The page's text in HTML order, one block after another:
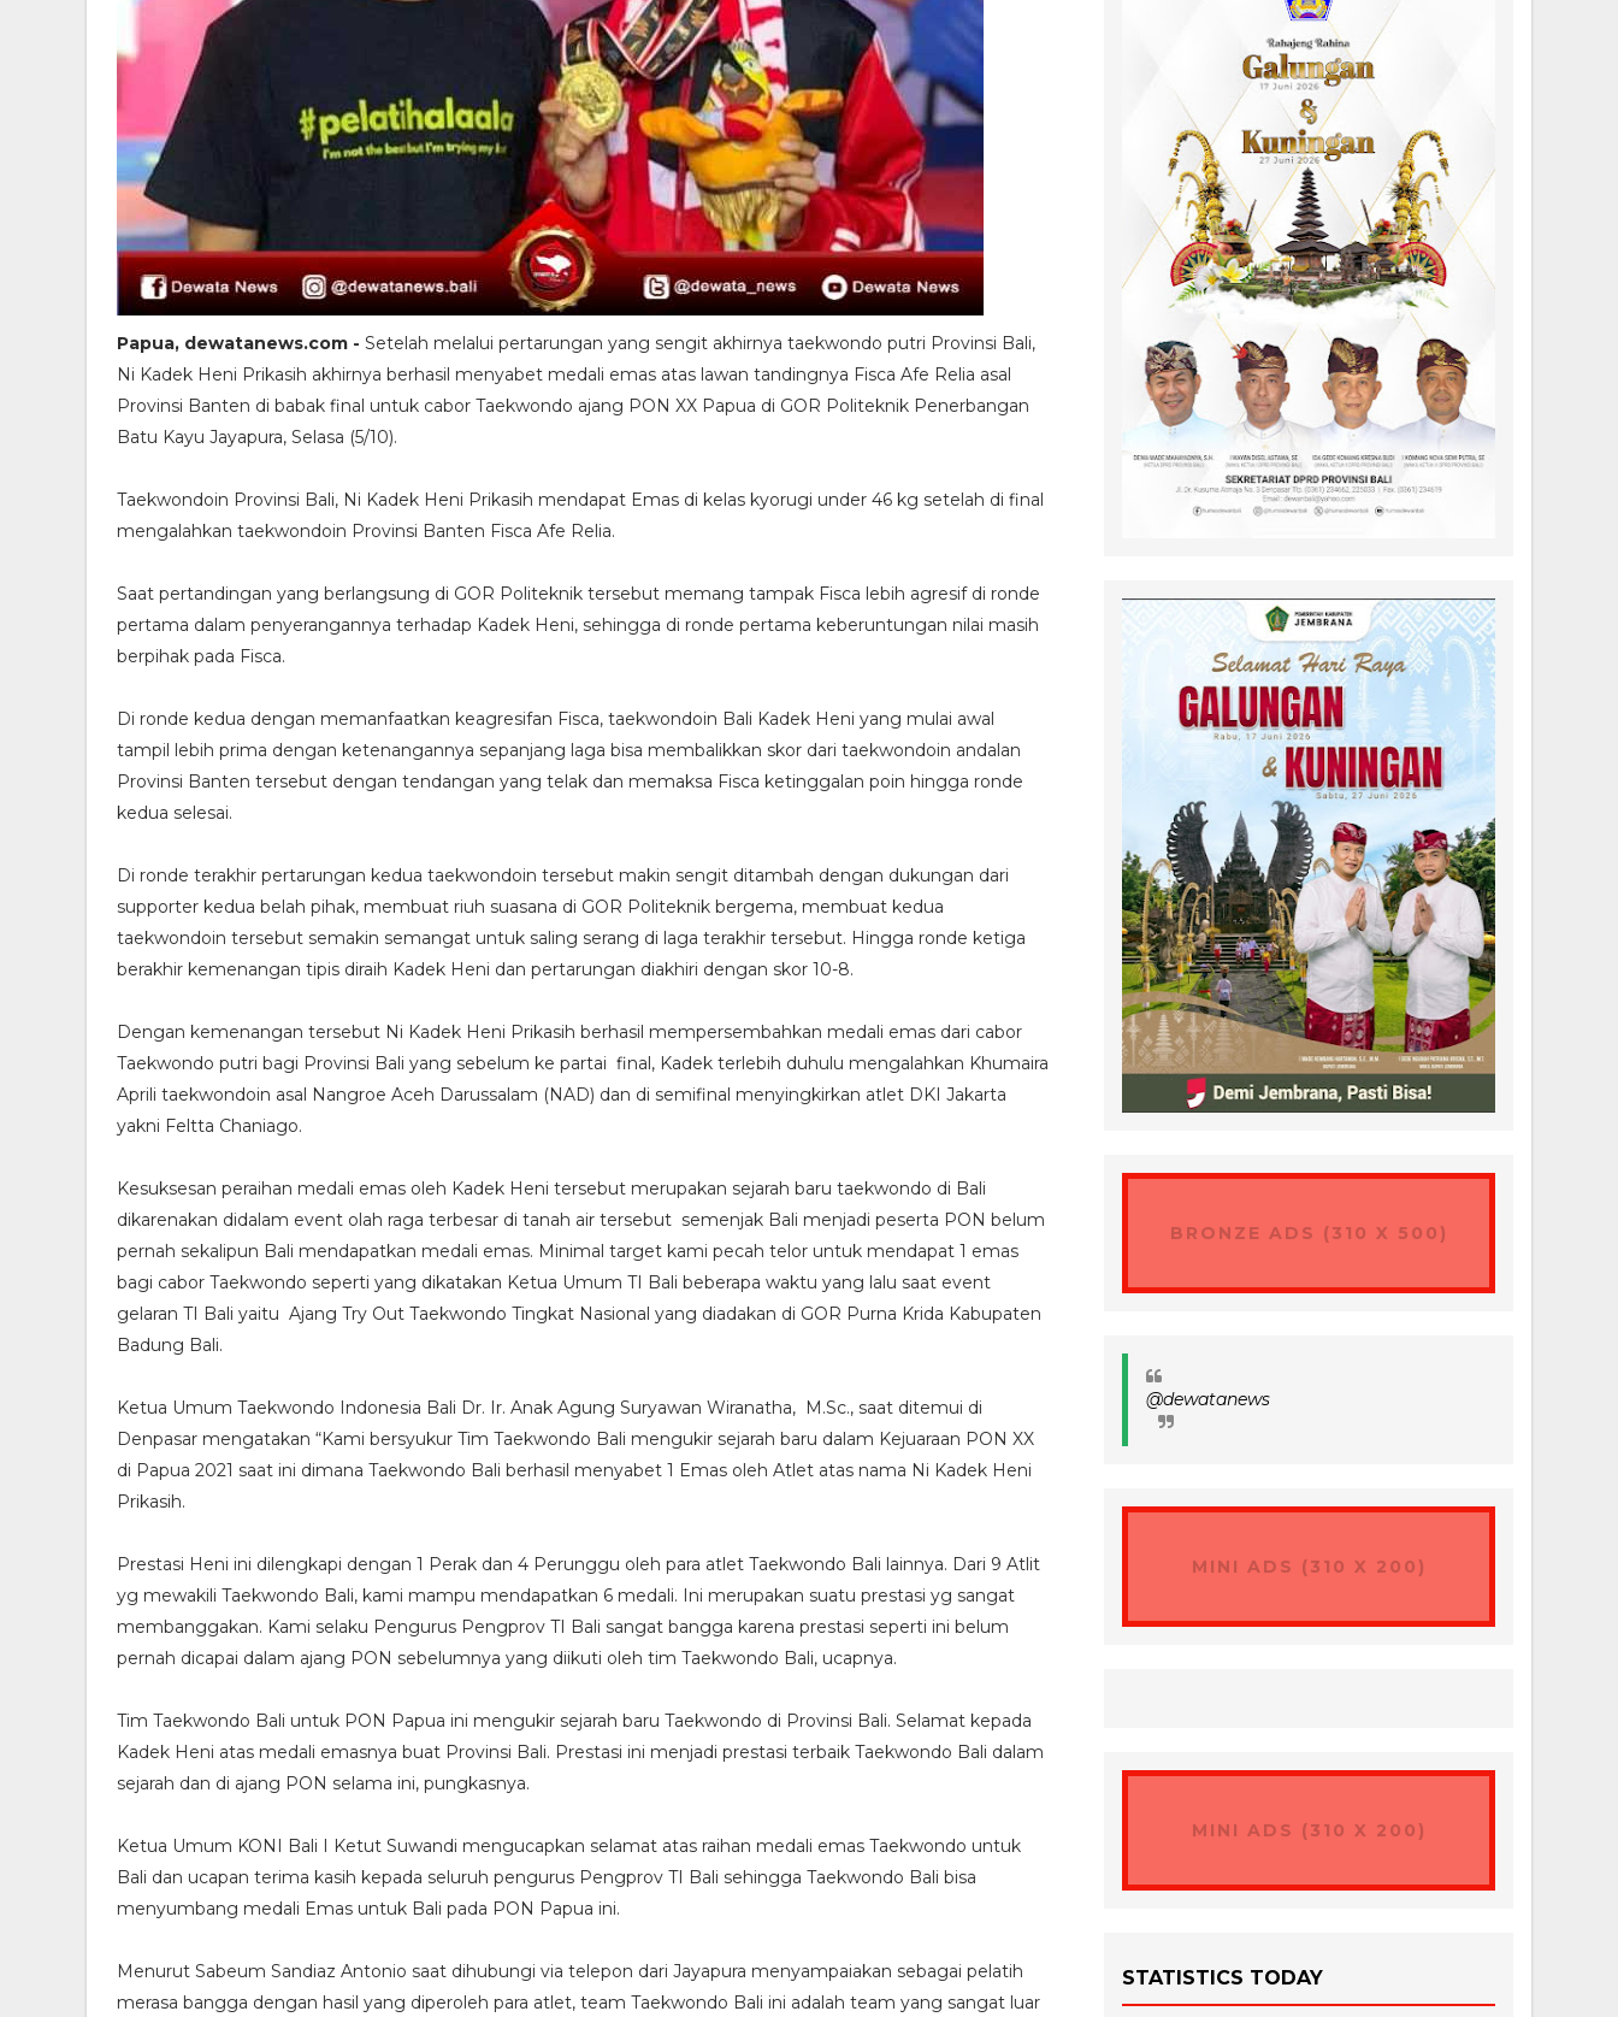
Papua, dewatanews.com - Setelah melalui pertarungan yang sengit akhirnya taekwondo putri Provinsi Bali,
Ni Kadek Heni Prikasih akhirnya berhasil menyabet medali emas atas lawan tandingnya Fisca Afe Relia asal
Provinsi Banten di babak final untuk cabor Taekwondo ajang PON XX Papua di GOR Politeknik Penerbangan
Batu Kayu Jayapura, Selasa (5/10).
Taekwondoin Provinsi Bali, Ni Kadek Heni Prikasih mendapat Emas di kelas kyorugi under 46 kg setelah di final
mengalahkan taekwondoin Provinsi Banten Fisca Afe Relia.
Saat pertandingan yang berlangsung di GOR Politeknik tersebut memang tampak Fisca lebih agresif di ronde
pertama dalam penyerangannya terhadap Kadek Heni, sehingga di ronde pertama keberuntungan nilai masih
berpihak pada Fisca.
Di ronde kedua dengan memanfaatkan keagresifan Fisca, taekwondoin Bali Kadek Heni yang mulai awal
tampil lebih prima dengan ketenangannya sepanjang laga bisa membalikkan skor dari taekwondoin andalan
Provinsi Banten tersebut dengan tendangan yang telak dan memaksa Fisca ketinggalan poin hingga ronde
kedua selesai.
Di ronde terakhir pertarungan kedua taekwondoin tersebut makin sengit ditambah dengan dukungan dari
supporter kedua belah pihak, membuat riuh suasana di GOR Politeknik bergema, membuat kedua
taekwondoin tersebut semakin semangat untuk saling serang di laga terakhir tersebut. Hingga ronde ketiga
berakhir kemenangan tipis diraih Kadek Heni dan pertarungan diakhiri dengan skor 10-8.
Dengan kemenangan tersebut Ni Kadek Heni Prikasih berhasil mempersembahkan medali emas dari cabor
Taekwondo putri bagi Provinsi Bali yang sebelum ke partai final, Kadek terlebih duhulu mengalahkan Khumaira
Aprili taekwondoin asal Nangroe Aceh Darussalam (NAD) dan di semifinal menyingkirkan atlet DKI Jakarta
yakni Feltta Chaniago.
Kesuksesan peraihan medali emas oleh Kadek Heni tersebut merupakan sejarah baru taekwondo di Bali
dikarenakan didalam event olah raga terbesar di tanah air tersebut semenjak Bali menjadi peserta PON belum
pernah sekalipun Bali mendapatkan medali emas. Minimal target kami pecah telor untuk mendapat 1 emas
bagi cabor Taekwondo seperti yang dikatakan Ketua Umum TI Bali beberapa waktu yang lalu saat event
gelaran TI Bali yaitu Ajang Try Out Taekwondo Tingkat Nasional yang diadakan di GOR Purna Krida Kabupaten
Badung Bali.
Ketua Umum Taekwondo Indonesia Bali Dr. Ir. Anak Agung Suryawan Wiranatha, M.Sc., saat ditemui di
Denpasar mengatakan “Kami bersyukur Tim Taekwondo Bali mengukir sejarah baru dalam Kejuaraan PON XX
di Papua 2021 saat ini dimana Taekwondo Bali berhasil menyabet 1 Emas oleh Atlet atas nama Ni Kadek Heni
Prikasih.
Prestasi Heni ini dilengkapi dengan 1 Perak dan 4 Perunggu oleh para atlet Taekwondo Bali lainnya. Dari 9 Atlit
yg mewakili Taekwondo Bali, kami mampu mendapatkan 6 medali. Ini merupakan suatu prestasi yg sangat
membanggakan. Kami selaku Pengurus Pengprov TI Bali sangat bangga karena prestasi seperti ini belum
pernah dicapai dalam ajang PON sebelumnya yang diikuti oleh tim Taekwondo Bali, ucapnya.
Tim Taekwondo Bali untuk PON Papua ini mengukir sejarah baru Taekwondo di Provinsi Bali. Selamat kepada
Kadek Heni atas medali emasnya buat Provinsi Bali. Prestasi ini menjadi prestasi terbaik Taekwondo Bali dalam
sejarah dan di ajang PON selama ini, pungkasnya.
Ketua Umum KONI Bali I Ketut Suwandi mengucapkan selamat atas raihan medali emas Taekwondo untuk
Bali dan ucapan terima kasih kepada seluruh pengurus Pengprov TI Bali sehingga Taekwondo Bali bisa
menyumbang medali Emas untuk Bali pada PON Papua ini.
Menurut Sabeum Sandiaz Antonio saat dihubungi via telepon dari Jayapura menyampaiakan sebagai pelatih
merasa bangga dengan hasil yang diperoleh para atlet, team Taekwondo Bali ini adalah team yang sangat luar
BRONZE ADS (310 X 500)
@dewatanews
MINI ADS (310 X 200)
MINI ADS (310 X 200)
STATISTICS TODAY